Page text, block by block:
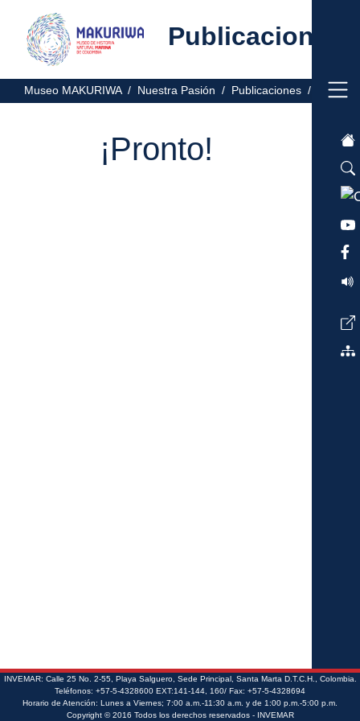
Publicaciones
Museo MAKURIWA / Nuestra Pasión / Publicaciones /
¡Pronto!
INVEMAR: Calle 25 No. 2-55, Playa Salguero, Sede Principal, Santa Marta D.T.C.H., Colombia.
Teléfonos: +57-5-4328600 EXT:141-144, 160/ Fax: +57-5-4328694
Horario de Atención: Lunes a Viernes; 7:00 a.m.-11:30 a.m. y de 1:00 p.m.-5:00 p.m.
Copyright © 2016 Todos los derechos reservados - INVEMAR